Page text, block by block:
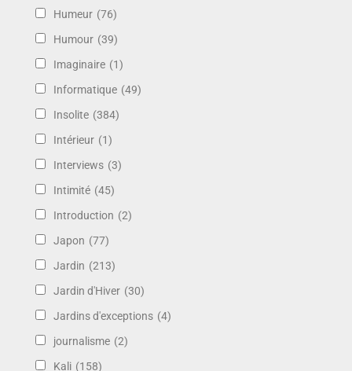
Humeur (76)
Humour (39)
Imaginaire (1)
Informatique (49)
Insolite (384)
Intérieur (1)
Interviews (3)
Intimité (45)
Introduction (2)
Japon (77)
Jardin (213)
Jardin d'Hiver (30)
Jardins d'exceptions (4)
journalisme (2)
Kali (158)